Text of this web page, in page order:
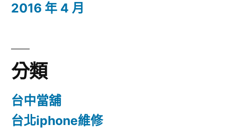
2016 年 4 月
分類
台中當舖
台北iphone維修